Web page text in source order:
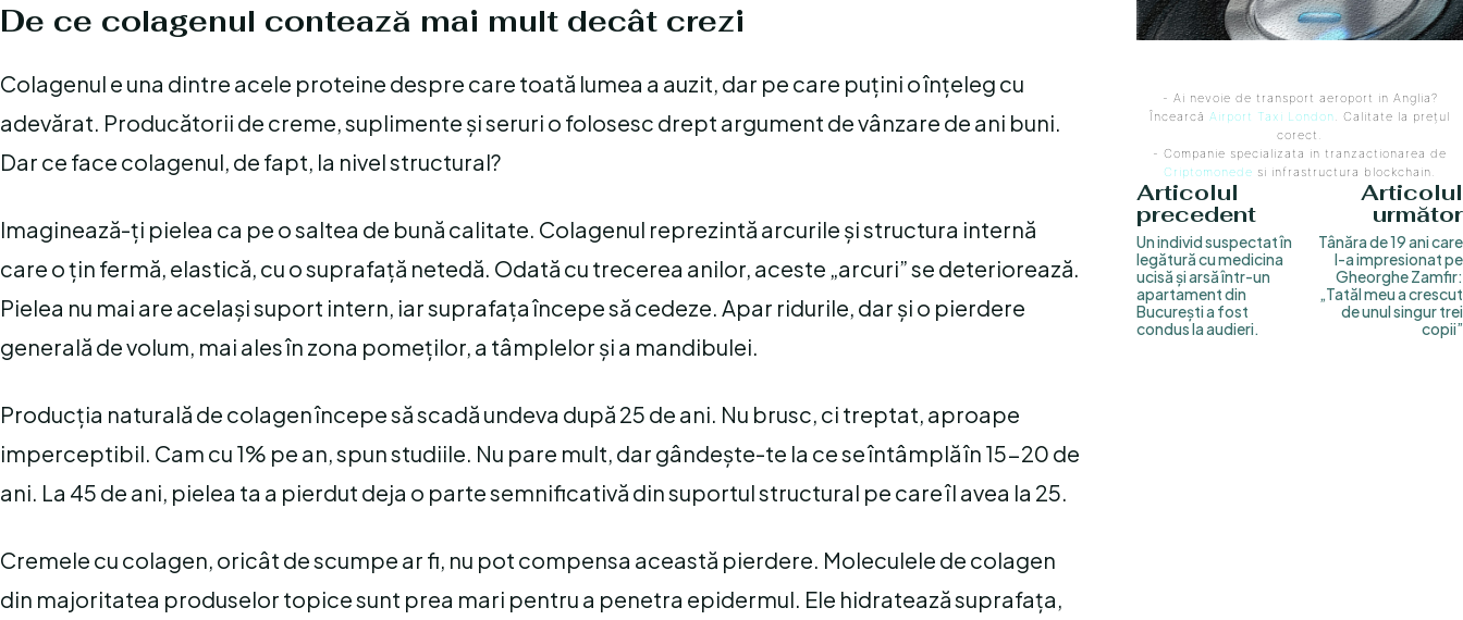
De ce colagenul contează mai mult decât crezi
Colagenul e una dintre acele proteine despre care toată lumea a auzit, dar pe care puțini o înțeleg cu
adevărat. Producătorii de creme, suplimente și seruri o folosesc drept argument de vânzare de ani buni.
Dar ce face colagenul, de fapt, la nivel structural?
Imaginează-ți pielea ca pe o saltea de bună calitate. Colagenul reprezintă arcurile și structura internă
care o țin fermă, elastică, cu o suprafață netedă. Odată cu trecerea anilor, aceste „arcuri” se deteriorează.
Pielea nu mai are același suport intern, iar suprafața începe să cedeze. Apar ridurile, dar și o pierdere
generală de volum, mai ales în zona pomeților, a tâmplelor și a mandibulei.
Producția naturală de colagen începe să scadă undeva după 25 de ani. Nu brusc, ci treptat, aproape
imperceptibil. Cam cu 1% pe an, spun studiile. Nu pare mult, dar gândește-te la ce se întâmplă în 15-20 de
ani. La 45 de ani, pielea ta a pierdut deja o parte semnificativă din suportul structural pe care îl avea la 25.
Cremele cu colagen, oricât de scumpe ar fi, nu pot compensa această pierdere. Moleculele de colagen
din majoritatea produselor topice sunt prea mari pentru a penetra epidermul. Ele hidratează suprafața,
- Ai nevoie de transport aeroport in Anglia?
Încearcă Airport Taxi London. Calitate la prețul
corect.
- Companie specializata in tranzactionarea de
Criptomonede si infrastructura blockchain.
Articolul
precedent
Un individ suspectat în
legătură cu medicina
ucisă și arsă într-un
apartament din
București a fost
condus la audieri.
Articolul
următor
Tânăra de 19 ani care
l-a impresionat pe
Gheorghe Zamfir:
„Tatăl meu a crescut
de unul singur trei
copii”